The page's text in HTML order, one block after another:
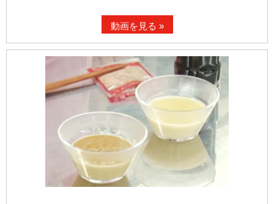
動画を見る »